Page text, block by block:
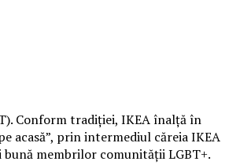
Conform tradiției, IKEA înalță în
acasă”, prin intermediul căreia IKEA
bună membrilor comunității LGBT+.